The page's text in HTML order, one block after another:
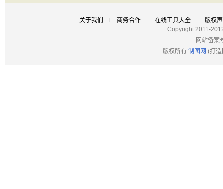
关于我们 商务合作 在线工具大全
版权
Copyright 2011-
网站备案
版权所有 制图网 (打造